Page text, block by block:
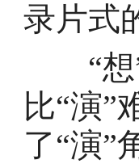
录片式
“想”
比“演”
了“演”